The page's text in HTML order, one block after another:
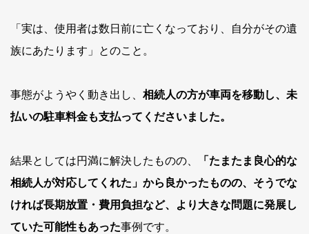
「実は、使用者は数日前に亡くなっており、自分がその遺
族にあたります」とのこと。
事態がようやく動き出し、 相続人の方が車両を移動し、未
払いの駐車料金も支払ってくださいました。
結果としては円満に解決したものの、
「たまたま良心的な
相続人が対応してくれた」から良かったものの、そうでな
ければ長期放置・費用負担など、より大きな問題に発展し
ていた可能性もあった事例です。